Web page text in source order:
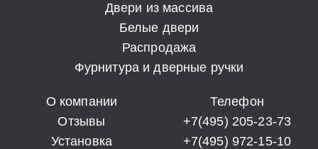
Двери из массива
Белые двери
Распродажа
Фурнитура и дверные ручки
О компании
Отзывы
Установка
Телефон
+7(495) 205-23-73
+7(495) 972-15-10